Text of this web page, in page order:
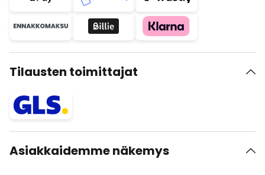
Tilausten toimittajat
Asiakkaidemme näkemys